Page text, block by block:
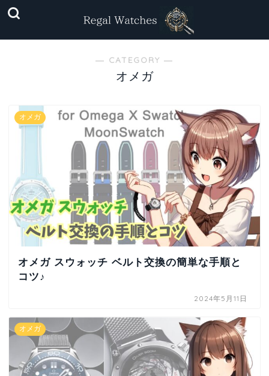
― CATEGORY ―
オメガ
オメガ
オメガ スウォッチ ベルト交換の簡単な手順と
コツ♪
2024年5月11日
オメガ